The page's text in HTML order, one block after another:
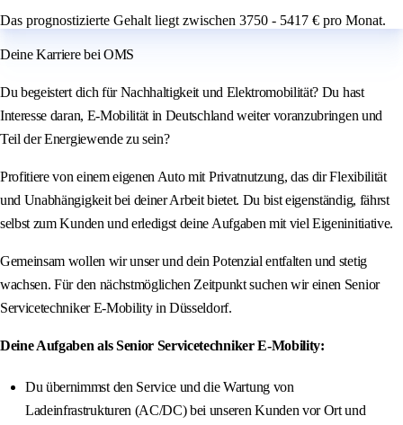
Das prognostizierte Gehalt liegt zwischen 3750 - 5417 € pro Monat.
Deine Karriere bei OMS
Du begeistert dich für Nachhaltigkeit und Elektromobilität? Du hast
Interesse daran, E-Mobilität in Deutschland weiter voranzubringen und
Teil der Energiewende zu sein?
Profitiere von einem eigenen Auto mit Privatnutzung, das dir Flexibilität
und Unabhängigkeit bei deiner Arbeit bietet. Du bist eigenständig, fährst
selbst zum Kunden und erledigst deine Aufgaben mit viel Eigeninitiative.
Gemeinsam wollen wir unser und dein Potenzial entfalten und stetig
wachsen. Für den nächstmöglichen Zeitpunkt suchen wir einen Senior
Servicetechniker E-Mobility in Düsseldorf.
Deine Aufgaben als Senior Servicetechniker E-Mobility:
Du übernimmst den Service und die Wartung von
Ladeinfrastrukturen (AC/DC) bei unseren Kunden vor Ort und